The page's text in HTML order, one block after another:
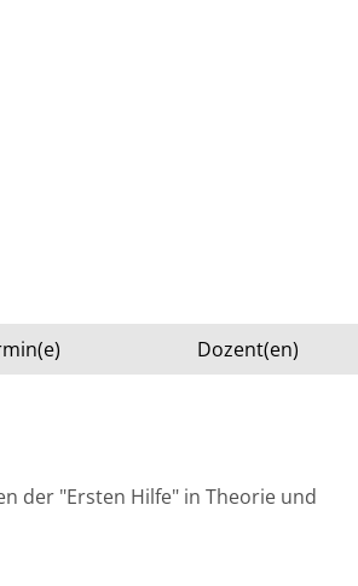
Dozent(en)
der "Ersten Hilfe" in Theorie und